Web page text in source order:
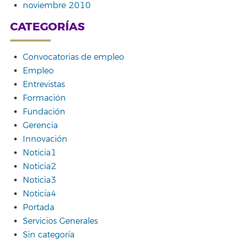
noviembre 2010
CATEGORÍAS
Convocatorias de empleo
Empleo
Entrevistas
Formación
Fundación
Gerencia
Innovación
Noticia1
Noticia2
Noticia3
Noticia4
Portada
Servicios Generales
Sin categoría